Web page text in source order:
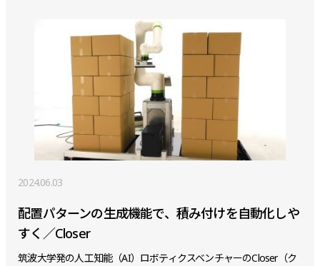
2024.06.03
配置パターンの生成機能で、積み付けを自動化しや
すく／Closer
筑波大学発の人工知能（AI）ロボティクスベンチャーのCloser（ク